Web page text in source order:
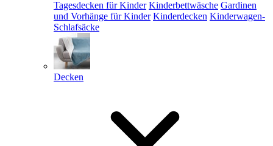
Tagesdecken für Kinder Kinderbettwäsche Gardinen
und Vorhänge für Kinder Kinderdecken Kinderwagen-
Schlafsäcke
Decken